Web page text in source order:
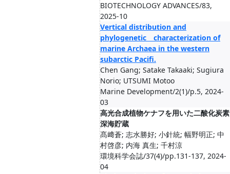
BIOTECHNOLOGY ADVANCES/83,
2025-10
Vertical distribution and
phylogenetic characterization of
marine Archaea in the western
subarctic Pacifi.
Chen Gang; Satake Takaaki; Sugiura
Norio; UTSUMI Motoo
Marine Development/2(1)/p.5, 2024-
03
高光合成植物ケナフを用いた二酸化炭素
深海貯蔵
髙﨑蒼; 志水勝好; 小針統; 幅野明正; 中
村啓彦; 内海 真生; 千村涼
環境科学会誌/37(4)/pp.131-137, 2024-
04